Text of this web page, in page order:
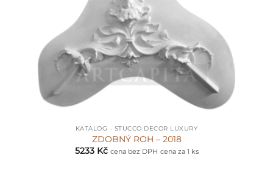
KATALOG - STUCCO DECOR LUXURY
ZDOBNÝ ROH – 2018
5233 Kč cena bez DPH cena za 1 ks